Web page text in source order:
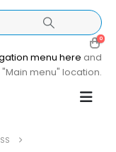
0
menu here and
menu" location.